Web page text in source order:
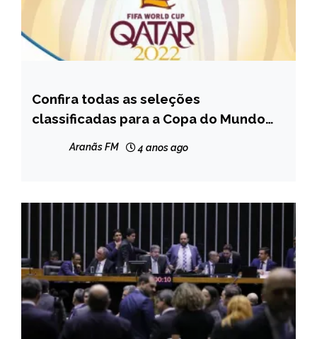
ESPORTES
NOTÍCIAS
Confira todas as seleções
classificadas para a Copa do Mundo
Aranãs FM 4 anos ago